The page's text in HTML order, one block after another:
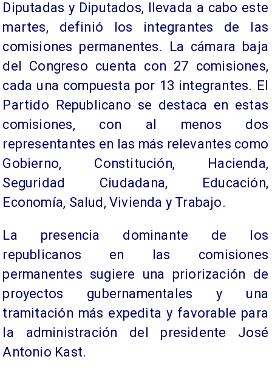
Diputadas y Diputados, llevada a cabo este
martes, definió los integrantes de las
comisiones permanentes. La cámara baja
del Congreso cuenta con 27 comisiones,
cada una compuesta por 13 integrantes. El
Partido Republicano se destaca en estas
comisiones, con al menos dos
representantes en las más relevantes como
Gobierno, Constitución, Hacienda,
Seguridad Ciudadana, Educación,
Economía, Salud, Vivienda y Trabajo.
La presencia dominante de los
republicanos en las comisiones
permanentes sugiere una priorización de
proyectos gubernamentales y una
tramitación más expedita y favorable para
la administración del presidente José
Antonio Kast.